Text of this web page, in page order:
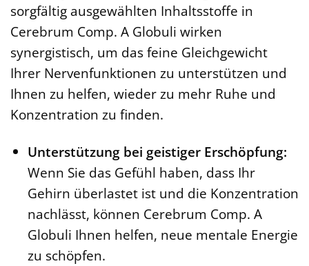
sorgfältig ausgewählten Inhaltsstoffe in
Cerebrum Comp. A Globuli wirken
synergistisch, um das feine Gleichgewicht
Ihrer Nervenfunktionen zu unterstützen und
Ihnen zu helfen, wieder zu mehr Ruhe und
Konzentration zu finden.
Unterstützung bei geistiger Erschöpfung:
Wenn Sie das Gefühl haben, dass Ihr
Gehirn überlastet ist und die Konzentration
nachlässt, können Cerebrum Comp. A
Globuli Ihnen helfen, neue mentale Energie
zu schöpfen.